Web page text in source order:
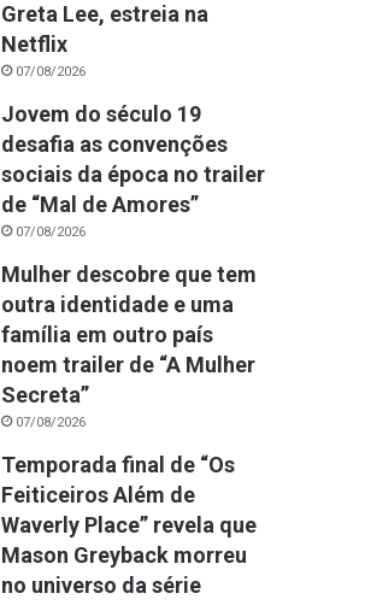
Greta Lee, estreia na
Netflix
07/08/2026
Jovem do século 19
desafia as convenções
sociais da época no trailer
de “Mal de Amores”
07/08/2026
Mulher descobre que tem
outra identidade e uma
família em outro país
noem trailer de “A Mulher
Secreta”
07/08/2026
Temporada final de “Os
Feiticeiros Além de
Waverly Place” revela que
Mason Greyback morreu
no universo da série